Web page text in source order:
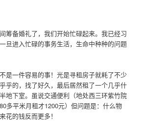
筹备婚礼了，我们开始忙碌起来。我已经习
旦进入忙碌的事务生活，生命中种种的问题
是一件容易的事！光是寻租房子就耗了不少
乎的，找了好久，最后居然租了一个几乎什
地下室。虽说交通便利（地处西三环紫竹院
多平米月租才1200元）但问题是：什么物
花的钱反而更多！